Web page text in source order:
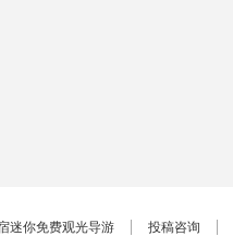
迷你免费观光导游 投稿咨询